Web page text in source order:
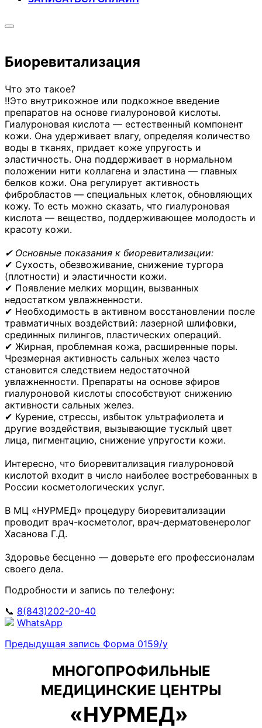
Переключить
и
навигацию
Биоревитализация
Что это такое?
‼️Это внутрикожное или подкожное введение
препаратов на основе гиалуроновой кислоты.
Гиалуроновая кислота — естественный компонент
кожи. Она удерживает влагу, определяя количество
воды в тканях, придает коже упругость и
эластичность. Она поддерживает в нормальном
положении нити коллагена и эластина — главных
белков кожи. Она регулирует активность
фибробластов — специальных клеток, обновляющих
кожу. То есть можно сказать, что гиалуроновая
кислота — вещество, поддерживающее молодость и
красоту кожи.
✔ Основные показания к биоревитализации:
✔ Сухость, обезвоживание, снижение тургора
(плотности) и эластичности кожи.
✔ Появление мелких морщин, вызванных
недостатком увлажненности.
✔ Необходимость в активном восстановлении после
травматичных воздействий: лазерной шлифовки,
срединных пилингов, пластических операций.
✔ Жирная, проблемная кожа, расширенные поры.
Чрезмерная активность сальных желез часто
становится следствием недостаточной
увлажненности. Препараты на основе эфиров
гиалуроновой кислоты способствуют снижению
активности сальных желез.
✔ Курение, стрессы, избыток ультрафиолета и
другие воздействия, вызывающие тусклый цвет
лица, пигментацию, снижение упругости кожи.
Интересно, что биоревитализация гиалуроновой
кислотой входит в число наиболее востребованных в
России косметологических услуг.
В МЦ «НУРМЕД» процедуру биоревитализации
проводит врач-косметолог, врач-дерматовенеролог
Хасанова Г.Д.
Здоровье бесценно — доверьте его профессионалам
своего дела.
Подробности и запись по телефону:
📞 8(843)202-20-40
WhatsApp
Навигация
записям
Предыдущая
Предыдущая запись Форма 0159/у
МНОГОПРОФИЛЬНЫЕ
МЕДИЦИНСКИЕ ЦЕНТРЫ
«НУРМЕД»